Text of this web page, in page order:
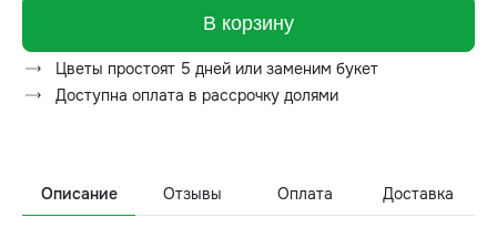
В корзину
Цветы простоят 5 дней или заменим букет
Доступна оплата в рассрочку долями
Описание Отзывы Оплата Доставка